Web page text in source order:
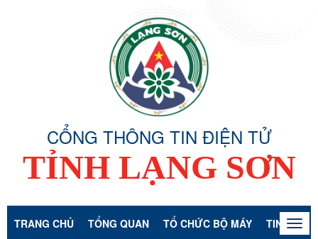
CỔNG THÔNG TIN ĐIỆN TỬ
TỈNH LẠNG SƠN
TRANG CHỦ TỔNG QUAN TỔ CHỨC BỘ MÁY TIN TỨC -